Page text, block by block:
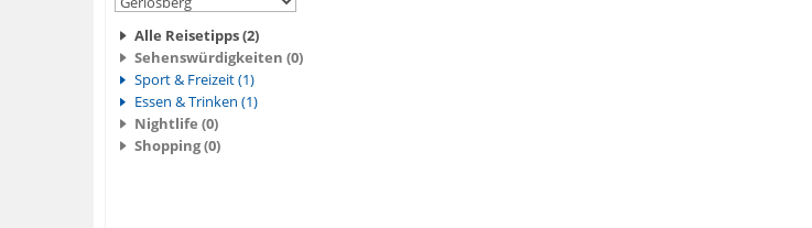
Alle Reisetipps (2)
Sehenswürdigkeiten (0)
Sport & Freizeit (1)
Essen & Trinken (1)
Nightlife (0)
Shopping (0)